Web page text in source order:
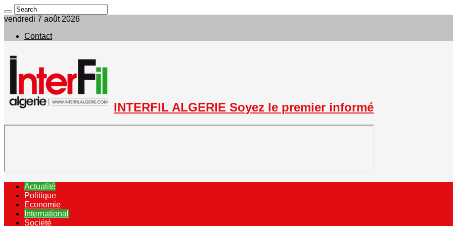
vendredi 7 août 2026
Contact
INTERFIL ALGERIE Soyez le premier informé
Actualité
Politique
Economie
International
Société